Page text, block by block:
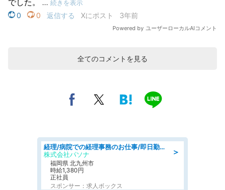
全てのコメントを見る
＞
経理/病院での経理事務のお仕事/即日勤務可/車通勤可/経理/一般事務
株式会社パソナ
福岡県 北九州市
時給1,380円
正社員
スポンサー：求人ボックス